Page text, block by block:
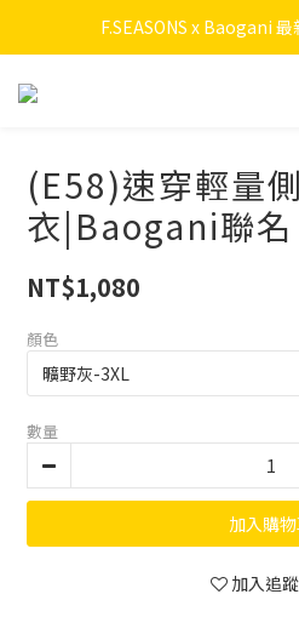
F.SEASONS x Baogani
F.SEASONS x Baogani
會員召募中！ 立即加入拿50元
F.SEASONS x Baogani 最
(E58)速穿輕量
衣|Baogani聯名
NT$1,080
顏色
數量
加入購
加入追